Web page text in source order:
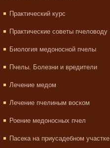
Практический курс
Практические советы пчеловоду
Биология медоносной пчелы
Пчелы. Болезни и вредители
Лечение медом
Лечение пчелиным воском
Роение медоносных пчел
Пасека на приусадебном участке